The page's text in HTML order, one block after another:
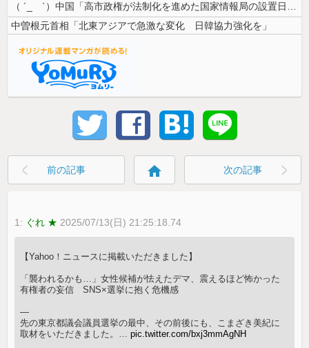
（ ´_ゝ`）中国「高市政権が法制化を進めた国家情報局の設置日が7月3...
中曽根元首相「北東アジアで急激な変化 日韓協力強化を」
前の記事 home 次の記事
1: ぐれ ★ 2025/07/13(日) 21:25:18.74
【Yahoo！ニュースに掲載いただきました】
「襲われるかも…」女性候補が怯えたデマ、震えるほど怖かった
有権者の妄信 SNS×選挙に抱く危機感
—
先の東京都議会議員選挙の最中、その前後にも、こまざき美紀に
取材をいただきました。…pic.twitter.com/bxj3mmAgNH